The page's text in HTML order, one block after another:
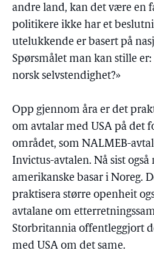
andre land, kan det være en
politikere ikke har et
utelukkende er basert på
Spørsmålet man kan stille
norsk selvstendighet?»
Opp gjennom åra er det
om avtalar med USA på det
området, som NALMEB-
Invictus-avtalen. Nå sist
amerikanske basar i Noreg.
praktisera større openheit
avtalane om
Storbritannia offentleggjort
med USA om det same.